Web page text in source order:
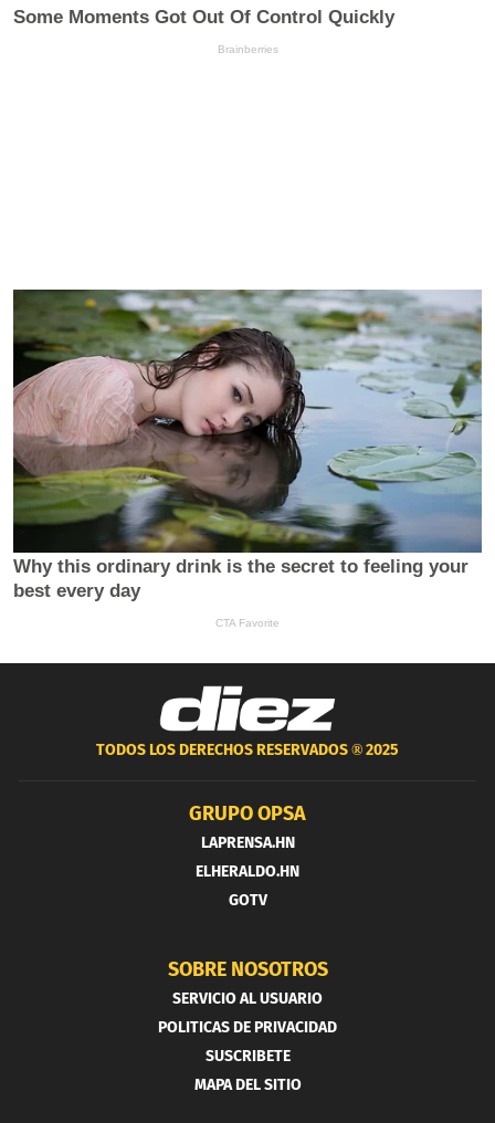
TODOS LOS DERECHOS RESERVADOS ®2025
GRUPO OPSA
LAPRENSA.HN
ELHERALDO.HN
GOTV
SOBRE NOSOTROS
SERVICIO AL USUARIO
POLITICAS DE PRIVACIDAD
SUSCRIBETE
MAPA DEL SITIO